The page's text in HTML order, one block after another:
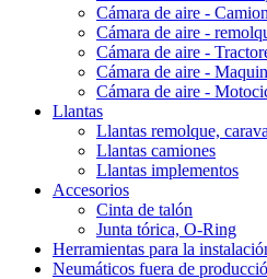
Cámara de aire -
Cámara de aire -
Cámara de aire -
Cámara de aire -
Cámara de aire -
Llantas
Llantas remolque,
Llantas camiones
Llantas implementos
Accesorios
Cinta de talón
Junta tórica, O-Ring
Herramientas para la
Neumáticos fuera de